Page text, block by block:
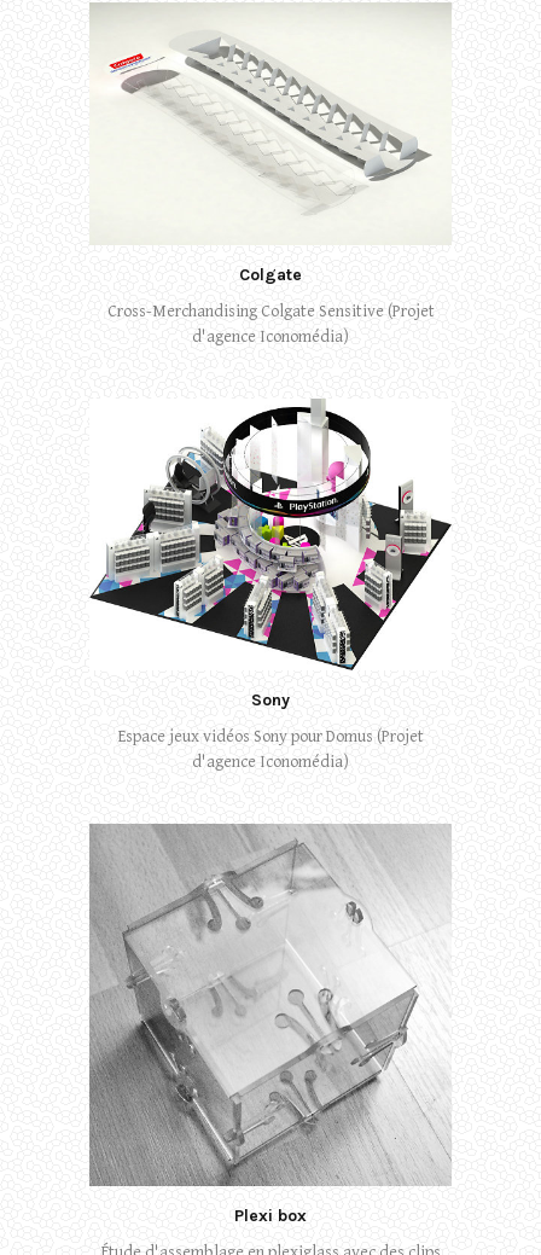
Colgate
Cross-Merchandising Colgate Sensitive (Projet
d'agence Iconomédia)
Sony
Espace jeux vidéos Sony pour Domus (Projet
d'agence Iconomédia)
Plexi box